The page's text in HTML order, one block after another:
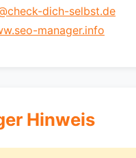
dich-selbst.de
manager.info
Hinweis